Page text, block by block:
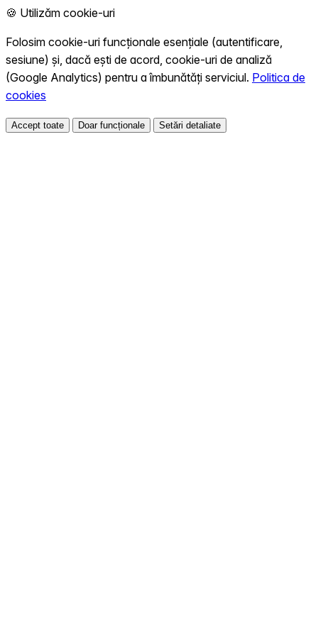
🍪 Utilizăm cookie-uri
Folosim cookie-uri funcționale esențiale (autentificare,
sesiune) și, dacă ești de acord, cookie-uri de analiză
(Google Analytics) pentru a îmbunătăți serviciul. Politica de
cookies
Accept toate Doar funcționale Setări detaliate